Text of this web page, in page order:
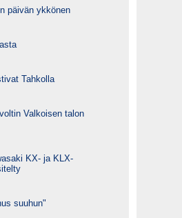
päivän ykkönen
Tahkolla
Valkoisen talon
KX- ja KLX-
suuhun"